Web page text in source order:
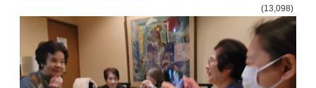
(13,098)